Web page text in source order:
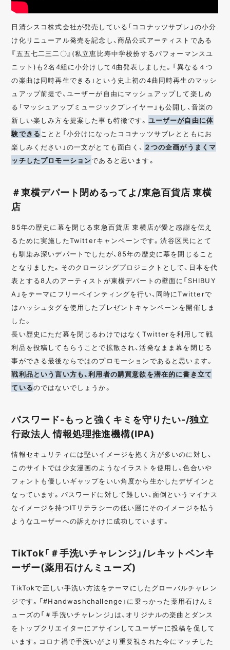
日清シスコ株式会社が発売している「ココナッツサブレ」の小分
け化リニューアル発売を記念し、商品公式アーティストである
『五五七二三二〇』(私立恵比寿中学校扮するパフォーマンスユ
ニット)も2名4組に小分けして4曲発表しました。「異なる４つ
の楽曲は同時再生できる」という史上初の4曲同時再生のマッシ
ュアップ前提で、ユーザーが自由にマッシュアップして楽しめ
る「マッシュアップミュージックプレイヤー」も公開し、音楽の
新しい楽しみ方を提案した事も特徴です。 ユーザーが自由に体
験できることと「小分けになったココナッツサブレとともにお
楽しみください」の一文がとても面白く、 ２つの企画がうまくマ
ッチしたプロモーションであると思います。
＃東横デパート閉めるってよ/東急百貨店 東横
店
85年の歴史に幕を閉じる東急百貨店 東横店が愛と感謝を伝え
るために実施したTwitterキャンペーンです。渋谷区民にとて
も馴染み深いデパートでしたが、85年の歴史に幕を閉じること
となりました。そのクロージングプロジェクトとして、日本を代
表とする8人のアーティストが東横デパートの壁面に「SHIBUY
A」をテーマにフリーペインティングを行い、同時にTwitterで
はハッシュタグを使用したプレゼントキャンペーンを開催しま
した。
長い歴史にただ幕を閉じるわけではなくTwitterを利用して戦
利品を投稿してもらうことで拡散され、活発なまま幕を閉じる
事ができる最後ならではのプロモーションであると思います。
戦利品という言い方も、利用者の購買意欲を潜在的に書き立て
ているのではないでしょうか。
パスワード-もっと強くキミを守りたい-/独立
行政法人 情報処理推進機構(IPA)
情報セキュリティには堅いイメージを抱く方が多いのに対し、
このサイトでは少女漫画のようなイラストを使用し、色合いや
フォントも優しいギャップをいい角度から生かしたデザインと
なっています。パスワードに対して難しい、面倒というマイナス
なイメージを持つITリテラシーの低い層にそのイメージを払う
ようなユーザーへの訴えかけに成功しています。
TikTok「＃手洗いチャレンジ」/レキットベンキ
ーザー(薬用石けんミューズ)
TikTokで正しい手洗い方法をテーマにしたグローバルチャレン
ジです。「#Handwashchallenge」に乗っかった薬用石けんミ
ューズの「＃手洗いチャレンジ」は、オリジナルの楽曲とダンス
をトップクリエイターにアサインしてユーザーに投稿を促して
います。コロナ禍で手洗いがより重要視された今にマッチした